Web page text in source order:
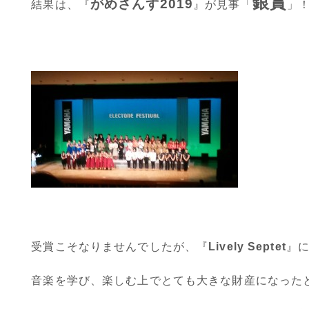
結果は、『 がめさんず2019 』が見事「 」！
受賞こそなりませんでしたが、『 Lively Septet 』
音楽を学び、楽しむ上でとても大きな財産になった